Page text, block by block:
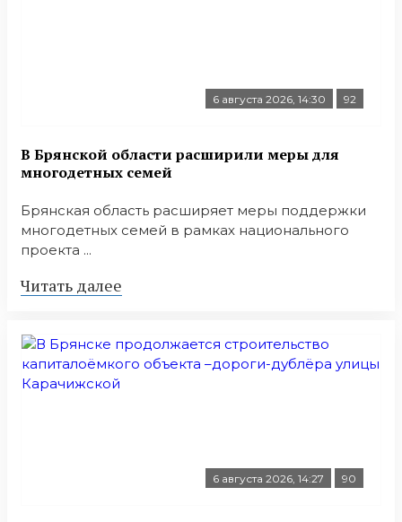
6 августа 2026, 14:30 92
В Брянской области расширили меры для
многодетных семей
Брянская область расширяет меры поддержки
многодетных семей в рамках национального
проекта ...
Читать далее
6 августа 2026, 14:27 90